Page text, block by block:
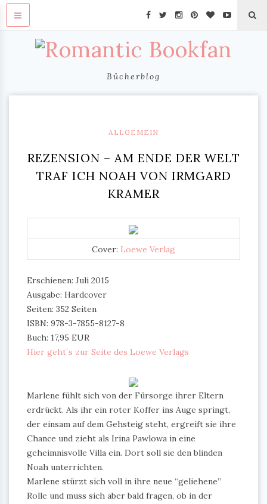
Bücherblog
ALLGEMEIN
REZENSION – AM ENDE DER WELT
TRAF ICH NOAH VON IRMGARD
KRAMER
Cover: Loewe Verlag
Erschienen: Juli 2015
Ausgabe: Hardcover
Seiten: 352 Seiten
ISBN: 978-3-7855-8127-8
Buch: 17,95 EUR
Hier geht`s zur Seite des Loewe Verlags
Marlene fühlt sich von der Fürsorge ihrer Eltern
erdrückt. Als ihr ein roter Koffer ins Auge springt,
der einsam auf dem Gehsteig steht, ergreift sie ihre
Chance und zieht als Irina Pawlowa in eine
geheimnisvolle Villa ein. Dort soll sie den blinden
Noah unterrichten.
Marlene stürzt sich voll in ihre neue “geliehene”
Rolle und muss sich aber bald fragen, ob in der